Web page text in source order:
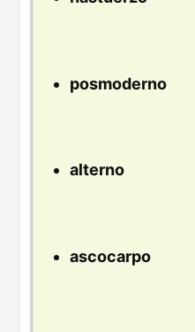
posmoderno
alterno
ascocarpo